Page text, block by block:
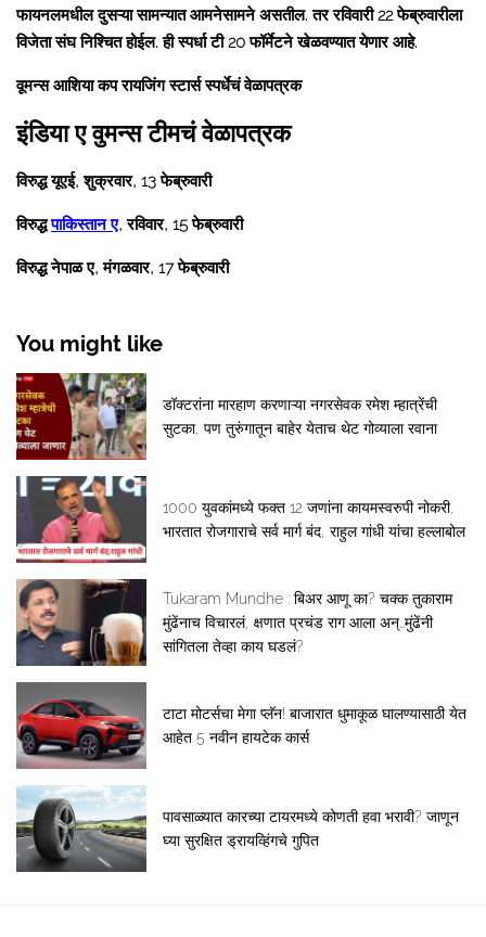
फायनलमधील दुसऱ्या सामन्यात आमनेसामने असतील. तर रविवारी 22 फेब्रुवारीला
विजेता संघ निश्चित होईल. ही स्पर्धा टी 20 फॉर्मेटने खेळवण्यात येणार आहे.
वूमन्स आशिया कप रायजिंग स्टार्स स्पर्धेचं वेळापत्रक
इंडिया ए वुमन्स टीमचं वेळापत्रक
विरुद्ध यूएई, शुक्रवार, 13 फेब्रुवारी
विरुद्धपाकिस्तान ए, रविवार, 15 फेब्रुवारी
विरुद्ध नेपाळ ए, मंगळवार, 17 फेब्रुवारी
You might like
डॉक्टरांना मारहाण करणाऱ्या नगरसेवक रमेश म्हात्रेंची
सुटका, पण तुरुंगातून बाहेर येताच थेट गोव्याला रवाना
1000 युवकांमध्ये फक्त 12 जणांना कायमस्वरुपी नोकरी,
भारतात रोजगाराचे सर्व मार्ग बंद, राहुल गांधी यांचा हल्लाबोल
Tukaram Mundhe : बिअर आणू का? चक्क तुकाराम
मुंढेंनाच विचारलं, क्षणात प्रचंड राग आला अन्…मुंढेंनी
सांगितला तेव्हा काय घडलं?
टाटा मोटर्सचा मेगा प्लॅन! बाजारात धुमाकूळ घालण्यासाठी येत
आहेत 5 नवीन हायटेक कार्स
पावसाळ्यात कारच्या टायरमध्ये कोणती हवा भरावी? जाणून
घ्या सुरक्षित ड्रायव्हिंगचे गुपित